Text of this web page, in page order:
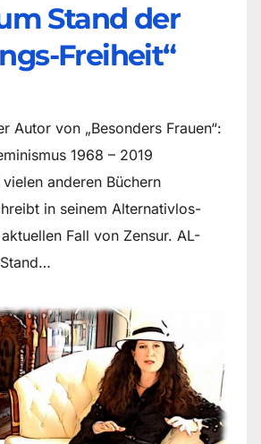
Stand der
Freiheit“
Autor von „Besonders Frauen“:
1968 – 2019
anderen Büchern
in seinem Alternativlos-
Fall von Zensur. AL-